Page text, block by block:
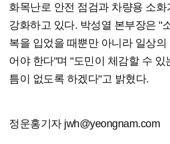
화목난로 안전 점검과 차량용 소
강화하고 있다. 박성열 본부장은 "
복을 입었을 때뿐만 아니라 일상의
어야 한다"며 "도민이 체감할 수 있
틈이 없도록 하겠다"고 밝혔다.
정운홍기자 jwh@yeongnam.com